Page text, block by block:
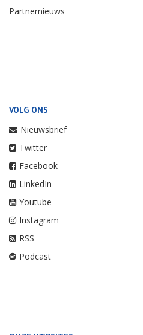
Partnernieuws
VOLG ONS
Nieuwsbrief
Twitter
Facebook
LinkedIn
Youtube
Instagram
RSS
Podcast